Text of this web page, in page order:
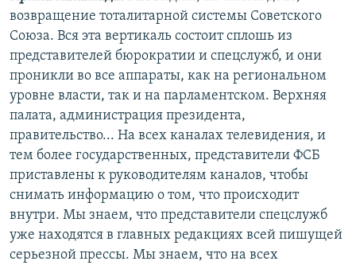
возвращение тоталитарной системы Советского
Союза. Вся эта вертикаль состоит сплошь из
представителей бюрократии и спецслужб, и они
проникли во все аппараты, как на региональном
уровне власти, так и на парламентском. Верхняя
палата, администрация президента,
правительство... На всех каналах телевидения, и
тем более государственных, представители ФСБ
приставлены к руководителям каналов, чтобы
снимать информацию о том, что происходит
внутри. Мы знаем, что представители спецслужб
уже находятся в главных редакциях всей пишущей
серьезной прессы. Мы знаем, что на всех